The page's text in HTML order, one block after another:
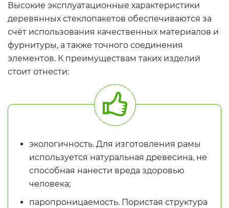
Высокие эксплуатационные характеристики
деревянных стеклопакетов обеспечиваются за
счёт использования качественных материалов и
фурнитуры, а также точного соединения
элементов. К преимуществам таких изделий
стоит отнести:
экологичность. Для изготовления рамы
используется натуральная древесина, не
способная нанести вреда здоровью
человека;
паропроницаемость. Пористая структура